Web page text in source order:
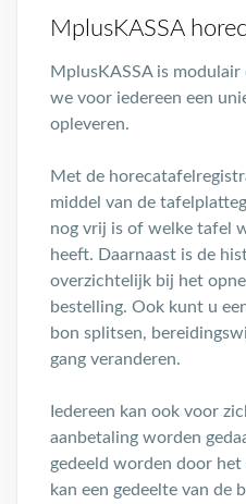
MplusKASSA
MplusKASSA is
we voor iedereen een
opleveren.
Met de
middel van de
nog vrij is of welke tafel
heeft. Daarnaast is de
overzichtelijk bij het
bestelling. Ook kunt u
bon splitsen,
gang veranderen.
Iedereen kan ook voor
aanbetaling worden
gedeeld worden door
kan een gedeelte van de